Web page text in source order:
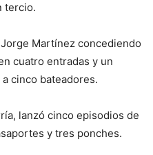
tercio.
Martínez concediendo
cuatro entradas y un
cinco bateadores.
lanzó cinco episodios de
y tres ponches.